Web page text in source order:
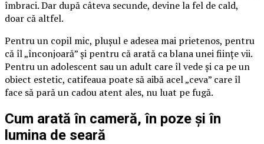
îmbraci. Dar după câteva secunde, devine la fel de cald,
doar că altfel.
Pentru un copil mic, plușul e adesea mai prietenos, pentru
că îl „înconjoară” și pentru că arată ca blana unei ființe vii.
Pentru un adolescent sau un adult care îl vede și ca pe un
obiect estetic, catifeaua poate să aibă acel „ceva” care îl
face să pară un cadou atent ales, nu luat pe fugă.
Cum arată în cameră, în poze și în
lumina de seară